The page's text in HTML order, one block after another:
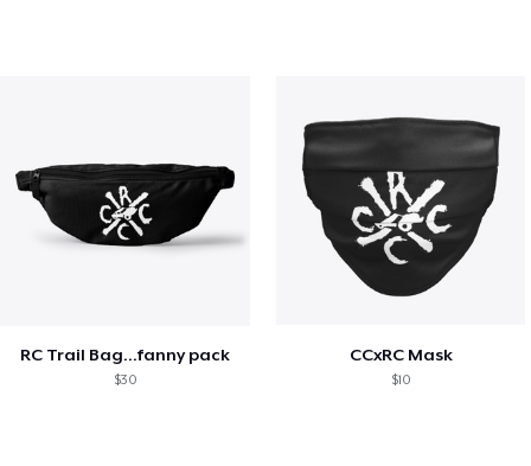
RC Trail Bag...fanny pack
$30
CCxRC Mask
$10